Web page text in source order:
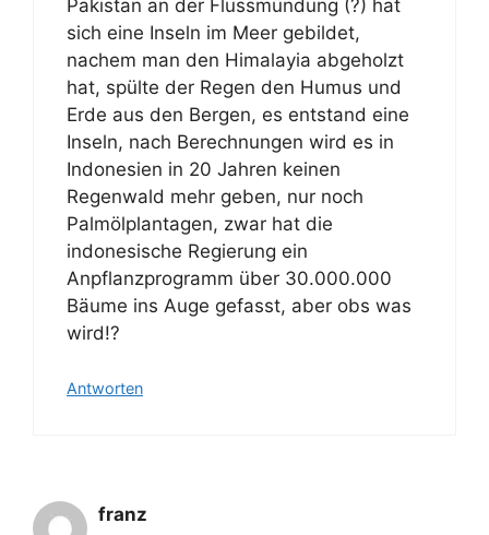
Pakistan an der Flussmündung (?) hat
sich eine Inseln im Meer gebildet,
nachem man den Himalayia abgeholzt
hat, spülte der Regen den Humus und
Erde aus den Bergen, es entstand eine
Inseln, nach Berechnungen wird es in
Indonesien in 20 Jahren keinen
Regenwald mehr geben, nur noch
Palmölplantagen, zwar hat die
indonesische Regierung ein
Anpflanzprogramm über 30.000.000
Bäume ins Auge gefasst, aber obs was
wird!?
Antworten
franz